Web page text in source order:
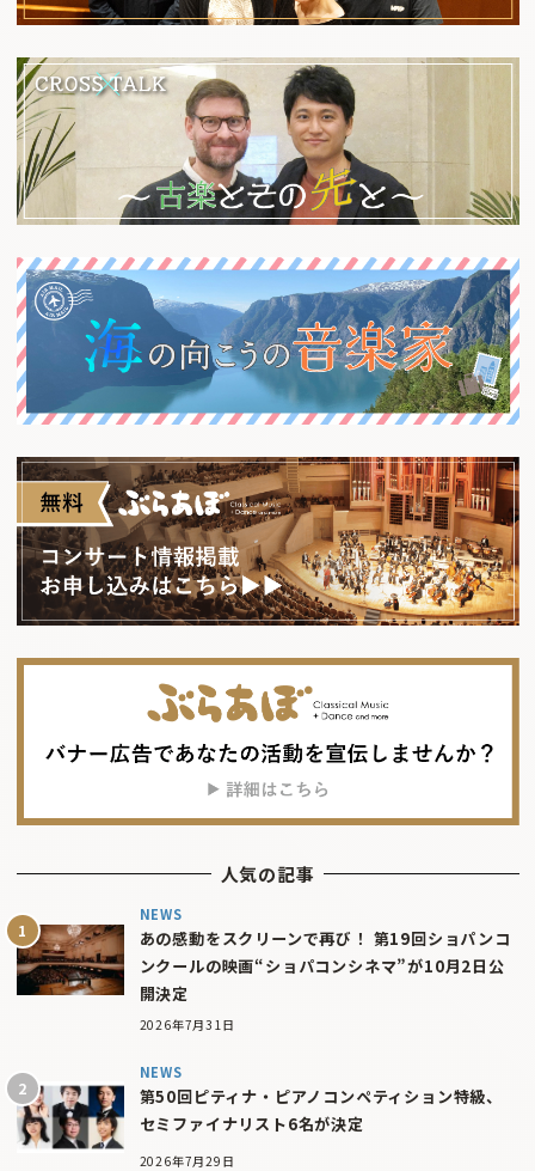
人気の記事
NEWS
あの感動をスクリーンで再び！ 第19回ショパンコ
ンクールの映画“ショパコンシネマ”が10月2日公
開決定
2026年7月31日
NEWS
第50回ピティナ・ピアノコンペティション特級、
セミファイナリスト6名が決定
2026年7月29日